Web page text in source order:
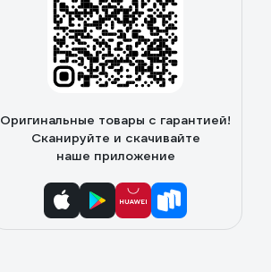
Оригинальные товары с гарантией!
Сканируйте и скачивайте
наше приложение